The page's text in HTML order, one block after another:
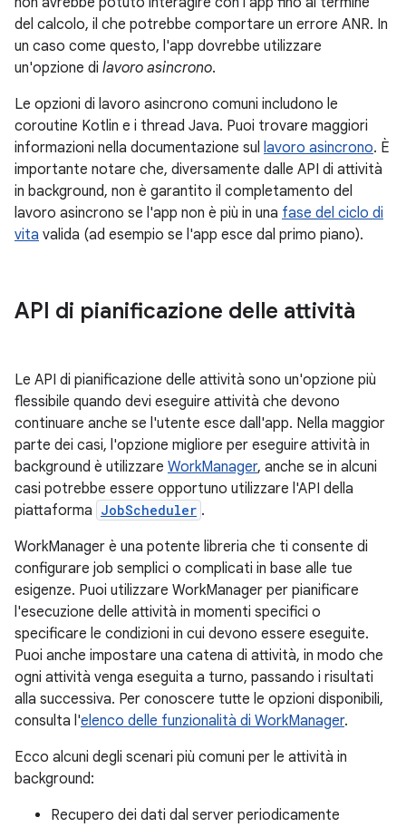
del calcolo, il che potrebbe comportare un errore ANR. In
un caso come questo, l'app dovrebbe utilizzare
un'opzione di lavoro asincrono.
Le opzioni di lavoro asincrono comuni includono le
coroutine Kotlin e i thread Java. Puoi trovare maggiori
informazioni nella documentazione sul lavoro asincrono. È
importante notare che, diversamente dalle API di attività
in background, non è garantito il completamento del
lavoro asincrono se l'app non è più in una fase del ciclo di
vita valida (ad esempio se l'app esce dal primo piano).
API di pianificazione delle attività
Le API di pianificazione delle attività sono un'opzione più
flessibile quando devi eseguire attività che devono
continuare anche se l'utente esce dall'app. Nella maggior
parte dei casi, l'opzione migliore per eseguire attività in
background è utilizzare WorkManager, anche se in alcuni
casi potrebbe essere opportuno utilizzare l'API della
piattaforma JobScheduler .
WorkManager è una potente libreria che ti consente di
configurare job semplici o complicati in base alle tue
esigenze. Puoi utilizzare WorkManager per pianificare
l'esecuzione delle attività in momenti specifici o
specificare le condizioni in cui devono essere eseguite.
Puoi anche impostare una catena di attività, in modo che
ogni attività venga eseguita a turno, passando i risultati
alla successiva. Per conoscere tutte le opzioni disponibili,
consulta l'elenco delle funzionalità di WorkManager.
Ecco alcuni degli scenari più comuni per le attività in
background:
Recupero dei dati dal server periodicamente